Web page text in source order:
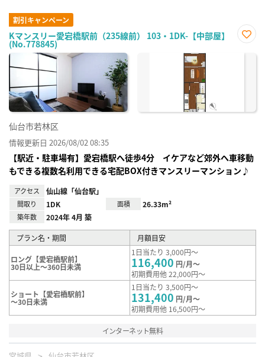
割引キャンペーン
Kマンスリー愛宕橋駅前（235線前） 103・1DK-【中部屋】
(No.778845)
に入
仙台市若林区
情報更新日 2026/08/02 08:35
【駅近・駐車場有】愛宕橋駅へ徒歩4分 イケアなど郊外へ車移動
もできる複数名利用できる宅配BOX付きマンスリーマンション♪
アクセス 仙山線「仙台駅」
間取り 1DK 面積 26.33m²
築年数 2024年 4月 築
プラン名・期間 月額目安
ロング【愛宕橋駅前】
30日以上～360日未満
1日当たり 3,000円～
116,400 円/月～
初期費用他 22,000円～
ショート【愛宕橋駅前】
～30日未満
1日当たり 3,500円～
131,400 円/月～
初期費用他 16,500円～
インターネット無料